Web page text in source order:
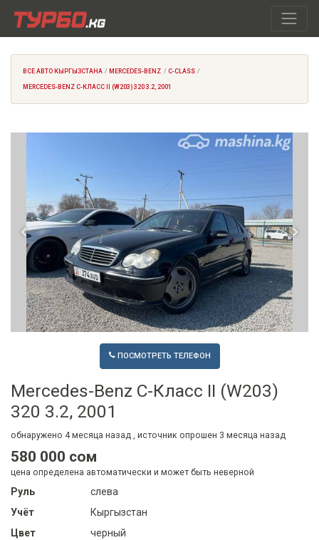
ВСЕ АВТО КЫРГЫЗСТАНА MERCEDES-BENZ C-CLASS
MERCEDES-BENZ C-КЛАСС II (W203) 320 3.2, 2001
ПОСМОТРЕТЬ ТЕЛЕФОН
Mercedes-Benz C-Класс II (W203)
320 3.2, 2001
обнаружено 4 месяца назад , источник опрошен 3 месяца назад
580 000 сом
цена определена автоматически и может быть неверной
Руль
слева
Учёт
Кыргызстан
Цвет
черный